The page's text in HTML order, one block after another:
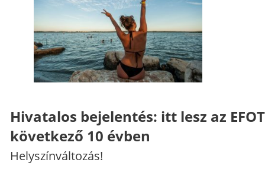
Hivatalos bejelentés: itt lesz az
következő 10 évben
Helyszínváltozás!